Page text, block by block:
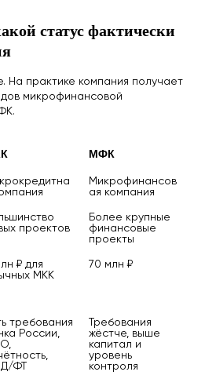
статус фактически
практике компания получает
микрофинансовой
МФК
Микрофинансов
ая компания
проектов
Более крупные
финансовые
проекты
₽ для
МКК
70 млн ₽
требования
России,
ФТ
Требования
жёстче, выше
капитал и
уровень
контроля